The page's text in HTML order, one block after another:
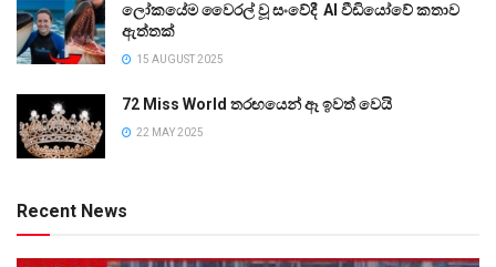
ලෝකයේම වෛරල් වූ සංවේදී AI වීඩියෝවේ කතාව
ඇත්තක්
15 AUGUST 2025
72 Miss World තරඟයෙන් ඈ ඉවත් වෙයි
22 MAY 2025
Recent News